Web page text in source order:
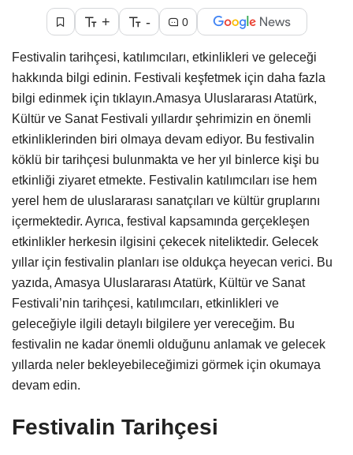
+ - 0
Festivalin tarihçesi, katılımcıları, etkinlikleri ve geleceği
hakkında bilgi edinin. Festivali keşfetmek için daha fazla
bilgi edinmek için tıklayın.Amasya Uluslararası Atatürk,
Kültür ve Sanat Festivali yıllardır şehrimizin en önemli
etkinliklerinden biri olmaya devam ediyor. Bu festivalin
köklü bir tarihçesi bulunmakta ve her yıl binlerce kişi bu
etkinliği ziyaret etmekte. Festivalin katılımcıları ise hem
yerel hem de uluslararası sanatçıları ve kültür gruplarını
içermektedir. Ayrıca, festival kapsamında gerçekleşen
etkinlikler herkesin ilgisini çekecek niteliktedir. Gelecek
yıllar için festivalin planları ise oldukça heyecan verici. Bu
yazıda, Amasya Uluslararası Atatürk, Kültür ve Sanat
Festivali’nin tarihçesi, katılımcıları, etkinlikleri ve
geleceğiyle ilgili detaylı bilgilere yer vereceğim. Bu
festivalin ne kadar önemli olduğunu anlamak ve gelecek
yıllarda neler bekleyebileceğimizi görmek için okumaya
devam edin.
Festivalin Tarihçesi